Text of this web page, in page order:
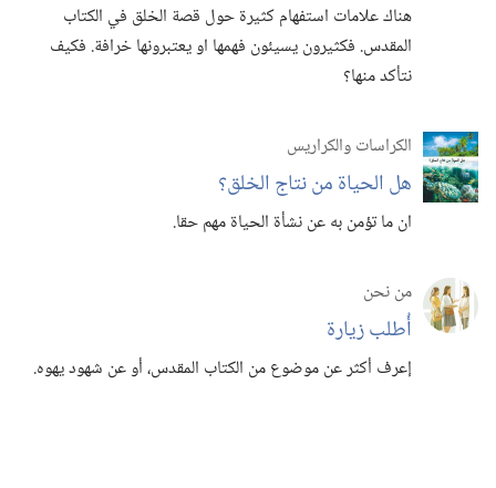
هناك علامات استفهام كثيرة حول قصة الخلق في الكتاب
المقدس.‏ فكثيرون يسيئون فهمها او يعتبرونها خرافة.‏ فكيف
نتأكد منها؟‏
الكراسات والكراريس
هل الحياة من نتاج الخلق؟‏
ان ما تؤمن به عن نشأة الحياة مهم حقا.‏
من نحن
أُطلب زيارة
إعرف أكثر عن موضوع من الكتاب المقدس،‏ أو عن شهود يهوه.‏